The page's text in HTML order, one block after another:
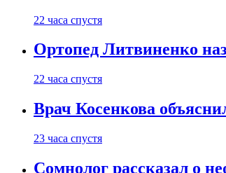
22 часа спустя
Ортопед Литвиненко
22 часа спустя
Врач Косенкова
23 часа спустя
Сомнолог рассказал о